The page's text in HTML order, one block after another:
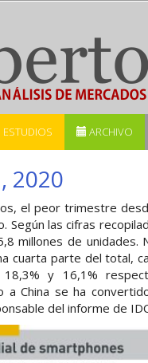
ESTUDIOS ARCHIVO
2020
el peor trimestre
Según las cifras
millones de
cuarta parte del total,
y 16,1%
a China se ha
del informe de